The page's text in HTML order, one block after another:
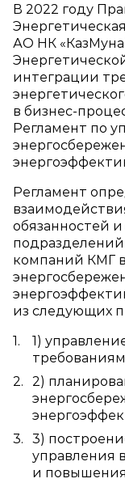
В 2022 году
АО НК
интеграции
в
Регламент по
Регламент
обязанностей
компаний КМГ
из следующих
1)
2)
3)
управления
и